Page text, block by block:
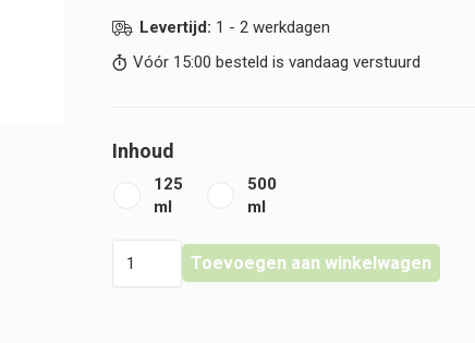
Levertijd: 1 - 2 werkdagen
Vóór 15:00 besteld is vandaag verstuurd
Inhoud
125
ml
500
ml
Toevoegen aan winkelwagen